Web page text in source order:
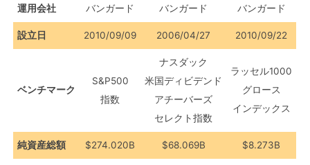
運用会社 バンガード バンガード バンガード
設立日 2010/09/09 2006/04/27 2010/09/22
ベンチマーク
S&P500
指数
ナスダック
米国ディビデンド
アチーバーズ
セレクト指数
ラッセル1000
グロース
インデックス
純資産総額 $274.020B $68.069B $8.273B